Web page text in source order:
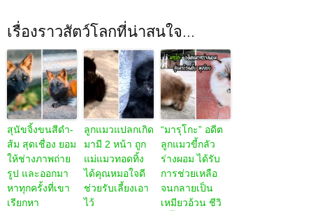
เรื่องราวสัตว์โลกที่น่าสนใจ...
สุนัขจิ้งขนสีดำ-
ส้ม สุดเชื่อง ยอม
ให้ช่างภาพถ่าย
รูป และออกมา
หาทุกครั้งที่เขา
เรียกหา
ลูกแมวแปลกเกิด
มามี 2 หน้า ถูก
แม่แมวทอดทิ้ง
ได้คุณหมอใจดี
ช่วยรับเลี้ยงเอา
ไว้
“มารุโกะ” อดีต
ลูกแมวขี้กลัว
ร่างผอม ได้รับ
การช่วยเหลือ
จนกลายเป็น
เหมียวอ้วน ชีวิ